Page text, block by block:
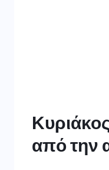
από την